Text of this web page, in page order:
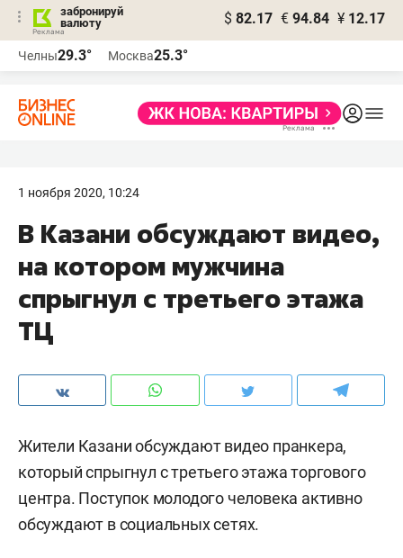
забронируй
валюту
$ 82.17 € 94.84 ¥ 12.17
Челны29.3° Москва25.3°
1 ноября 2020, 10:24
В Казани обсуждают видео,
на котором мужчина
спрыгнул с третьего этажа
ТЦ
Жители Казани обсуждают видео пранкера,
который спрыгнул с третьего этажа торгового
центра. Поступок молодого человека активно
обсуждают в социальных сетях.